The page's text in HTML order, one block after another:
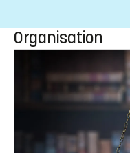
Organisation